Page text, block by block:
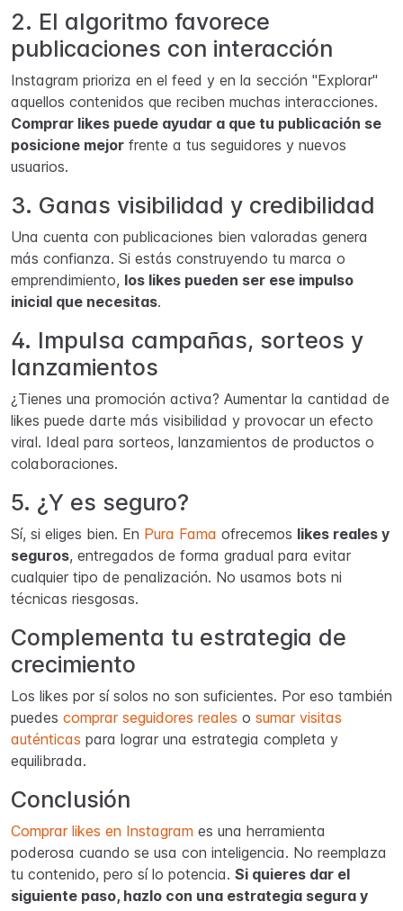
2. El algoritmo favorece
publicaciones con interacción
Instagram prioriza en el feed y en la sección "Explorar"
aquellos contenidos que reciben muchas interacciones.
Comprar likes puede ayudar a que tu publicación se
posicione mejor frente a tus seguidores y nuevos
usuarios.
3. Ganas visibilidad y credibilidad
Una cuenta con publicaciones bien valoradas genera
más confianza. Si estás construyendo tu marca o
emprendimiento, los likes pueden ser ese impulso
inicial que necesitas.
4. Impulsa campañas, sorteos y
lanzamientos
¿Tienes una promoción activa? Aumentar la cantidad de
likes puede darte más visibilidad y provocar un efecto
viral. Ideal para sorteos, lanzamientos de productos o
colaboraciones.
5. ¿Y es seguro?
Sí, si eliges bien. En Pura Fama ofrecemos likes reales y
seguros, entregados de forma gradual para evitar
cualquier tipo de penalización. No usamos bots ni
técnicas riesgosas.
Complementa tu estrategia de
crecimiento
Los likes por sí solos no son suficientes. Por eso también
puedes comprar seguidores reales o sumar visitas
auténticas para lograr una estrategia completa y
equilibrada.
Conclusión
Comprar likes en Instagram es una herramienta
poderosa cuando se usa con inteligencia. No reemplaza
tu contenido, pero sí lo potencia. Si quieres dar el
siguiente paso, hazlo con una estrategia segura y